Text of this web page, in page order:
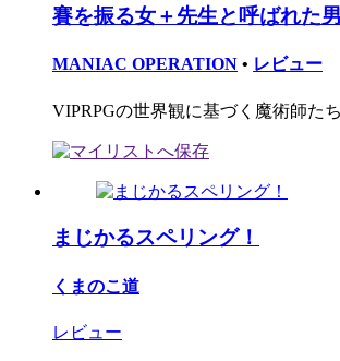
賽を振る女＋先生と呼ばれた男
MANIAC OPERATION • レビュー
VIPRPGの世界観に基づく魔術師た
まじかるスペリング！
くまのこ道
レビュー